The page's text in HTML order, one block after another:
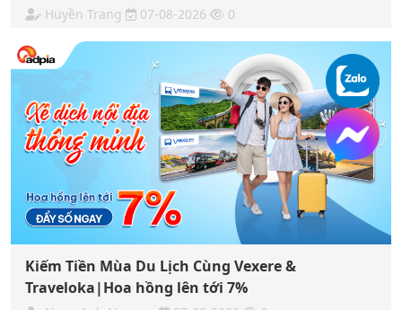
Huyền Trang 07-08-2026 0
Kiếm Tiền Mùa Du Lịch Cùng Vexere &
Traveloka|Hoa hồng lên tới 7%